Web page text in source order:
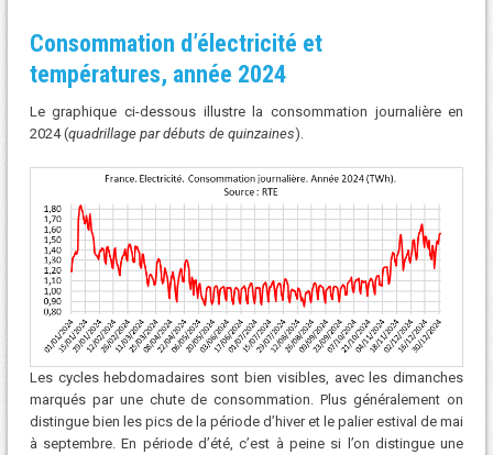
Consommation d’électricité et
températures, année 2024
Le graphique ci-dessous illustre la consommation journalière en
2024 (quadrillage par débuts de quinzaines).
Les cycles hebdomadaires sont bien visibles, avec les dimanches
marqués par une chute de consommation. Plus généralement on
distingue bien les pics de la période d’hiver et le palier estival de mai
à septembre. En période d’été, c’est à peine si l’on distingue une